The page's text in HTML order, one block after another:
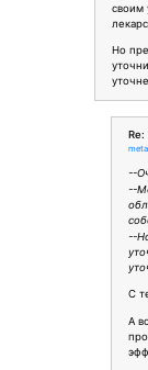
своим
Но
--
--
--
С
А